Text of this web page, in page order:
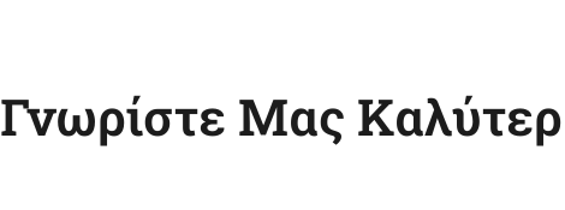
Γνωρίστε Μας